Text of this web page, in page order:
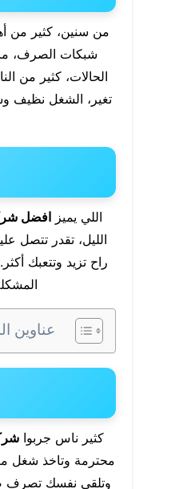
من سنين، كثير من
شبكات الصرف، ما
الحالات، كثير من
تغير، الشغل نظيف
اللي يميزافضل
الليل، تقدر تتصل
راح تزيد وتتعبك أكثر.
عناوين
كثير ناس جربوا
محترمة وتاخذ شغل
وتلقى نفسك تصرف